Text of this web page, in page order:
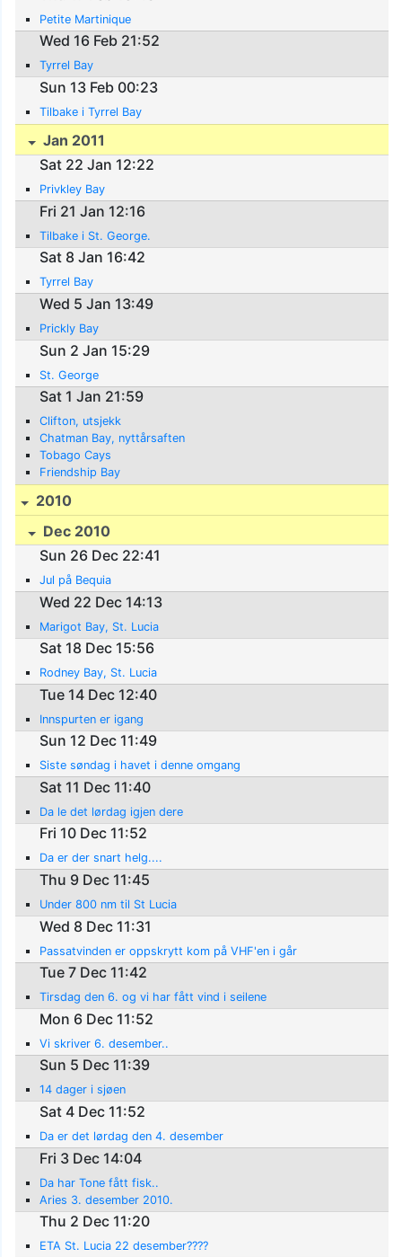
Petite Martinique
Wed 16 Feb 21:52
Tyrrel Bay
Sun 13 Feb 00:23
Tilbake i Tyrrel Bay
Jan 2011
Sat 22 Jan 12:22
Privkley Bay
Fri 21 Jan 12:16
Tilbake i St. George.
Sat 8 Jan 16:42
Tyrrel Bay
Wed 5 Jan 13:49
Prickly Bay
Sun 2 Jan 15:29
St. George
Sat 1 Jan 21:59
Clifton, utsjekk
Chatman Bay, nyttårsaften
Tobago Cays
Friendship Bay
2010
Dec 2010
Sun 26 Dec 22:41
Jul på Bequia
Wed 22 Dec 14:13
Marigot Bay, St. Lucia
Sat 18 Dec 15:56
Rodney Bay, St. Lucia
Tue 14 Dec 12:40
Innspurten er igang
Sun 12 Dec 11:49
Siste søndag i havet i denne omgang
Sat 11 Dec 11:40
Da le det lørdag igjen dere
Fri 10 Dec 11:52
Da er der snart helg....
Thu 9 Dec 11:45
Under 800 nm til St Lucia
Wed 8 Dec 11:31
Passatvinden er oppskrytt kom på VHF'en i går
Tue 7 Dec 11:42
Tirsdag den 6. og vi har fått vind i seilene
Mon 6 Dec 11:52
Vi skriver 6. desember..
Sun 5 Dec 11:39
14 dager i sjøen
Sat 4 Dec 11:52
Da er det lørdag den 4. desember
Fri 3 Dec 14:04
Da har Tone fått fisk..
Aries 3. desember 2010.
Thu 2 Dec 11:20
ETA St. Lucia 22 desember????